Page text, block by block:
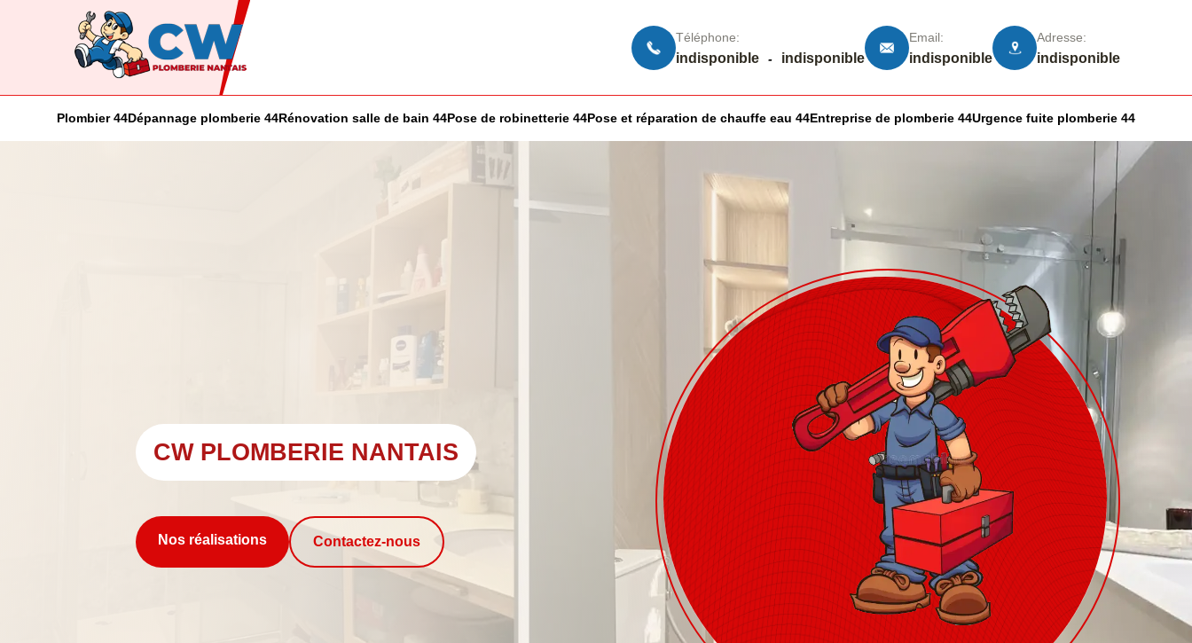
Téléphone:
indisponible - indisponible
Email:
indisponible
Adresse:
indisponible
Plombier 44Dépannage plomberie 44Rénovation salle de bain 44Pose de robinetterie 44Pose et réparation de chauffe eau 44Entreprise de plomberie 44Urgence fuite plomberie 44
CW PLOMBERIE NANTAIS
Nos réalisations Contactez-nous